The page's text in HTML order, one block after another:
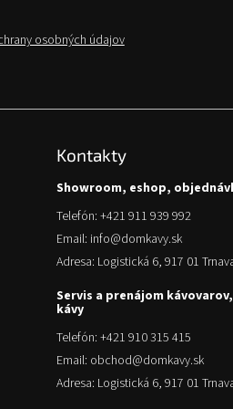
osobných údajov
Kontakty
Showroom, eshop,
Telefón: +421 911 939 992
Email: info@domkavy.sk
Adresa: Logistická 6, 917 01
Servis a prenájom
kávy
Telefón: +421 910 315 415
Email: obchod@domkavy.sk
Adresa: Logistická 6, 917 01